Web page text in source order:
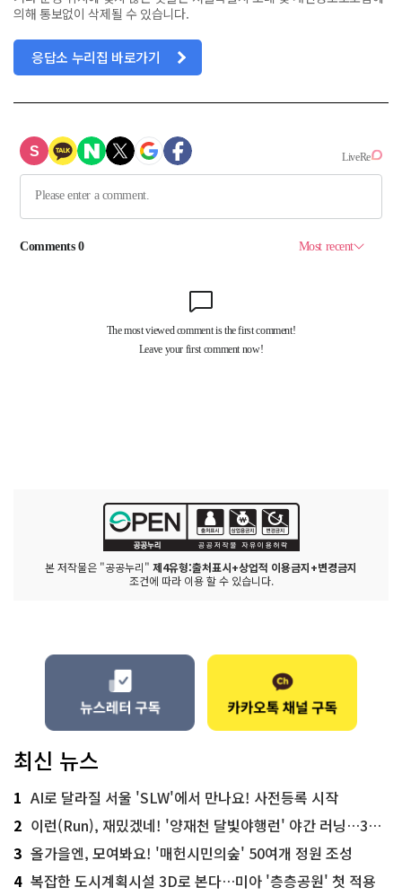
의해 통보없이 삭제될 수 있습니다.
응답소 누리집 바로가기
본 저작물은 "공공누리" 제4유형:출처표시+상업적 이용금지+변경금지
조건에 따라 이용 할 수 있습니다.
최신 뉴스
1 AI로 달라질 서울 'SLW'에서 만나요! 사전등록 시작
2 이런(Run), 재밌겠네! '양재천 달빛야행런' 야간 러닝…300명 모집
3 올가을엔, 모여봐요! '매헌시민의숲' 50여개 정원 조성
4 복잡한 도시계획시설 3D로 본다…미아 '층층공원' 첫 적용